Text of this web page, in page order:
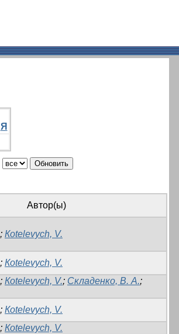
Я
Автор(ы)
; Кotelevych, V.
; Кotelevych, V.
; Кotelevych, V.; Складенко, В. А.;
; Кotelevych, V.
; Кotelevych, V.